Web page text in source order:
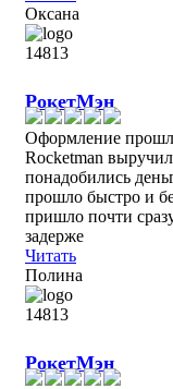
Оксана
РокетМэн
Оформление
Rocketman
понадобились
прошло быстро и
пришло почти
задерже
Читать
Полина
РокетМэн